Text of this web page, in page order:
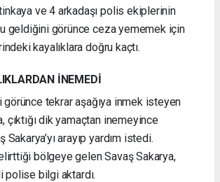
ve 4 arkadaşı polis ekiplerinin
geldiğini görünce ceza yememek için
kayalıklara doğru kaçtı.
İNEMEDİ
tekrar aşağıya inmek isteyen
çıktığı dik yamaçtan inemeyince
Sakarya’yı arayıp yardım istedi.
bölgeye gelen Savaş Sakarya,
polise bilgi aktardı.